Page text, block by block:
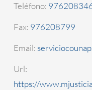
Teléfono:
Fax: 976208799
Email:
Url:
https://